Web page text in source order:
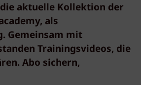
aktuelle Kollektion der
als
Gemeinsam mit
Trainingsvideos, die
Abo sichern,